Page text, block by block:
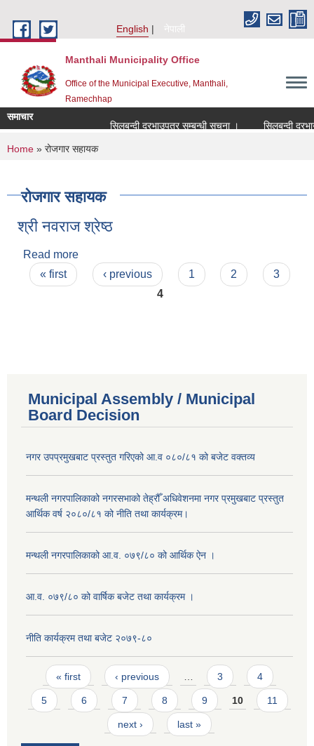
English
नेपाली
Manthali Municipality Office
Office of the Municipal Executive, Manthali,
Ramechhap
समाचार
सिलबन्दी दरभाउपत्र सम्बन्धी सूचना ।
सिलबन्दी
You are here
Home » रोजगार सहायक
रोजगार सहायक
श्री नवराज श्रेष्ठ
Read more
Pages
« first ‹ previous 1 2
3
4
Municipal Assembly / Municipal
Board Decision
नगर उपप्रमुखबाट प्रस्तुत गरिएको आ.व ०८०/८१ को बजेट वक्तव्य
मन्थली नगरपालिकाको नगरसभाको तेह्रौँ अधिवेशनमा नगर प्रमुखबाट प्रस्तुत
आर्थिक वर्ष २०८०/८१ को नीति तथा कार्यक्रम।
मन्थली नगरपालिकाको आ.व. ०७९/८० को आर्थिक ऐन ।
आ.व. ०७९/८० को वार्षिक बजेट तथा कार्यक्रम ।
नीति कार्यक्रम तथा बजेट २०७९-८०
Pages
« first ‹ previous 3 4
5 6 7 8 9 10 11
next › last »